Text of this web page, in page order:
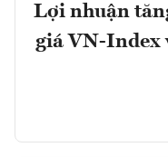
Lợi nhuận
giá VN-Index